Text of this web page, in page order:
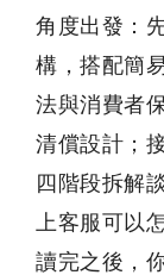
角度出發：
構，搭配簡
法與消費者
清償設計；
四階段拆解
上客服可以
讀完之後，